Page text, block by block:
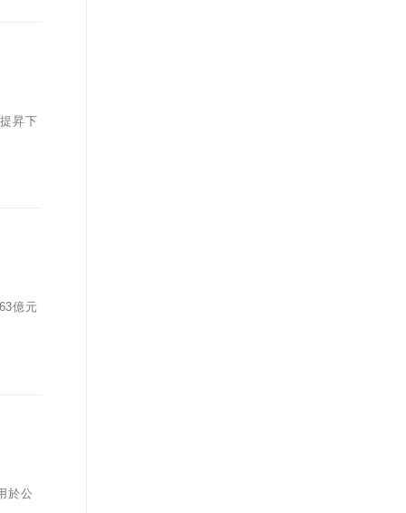
昇下
億元
於公